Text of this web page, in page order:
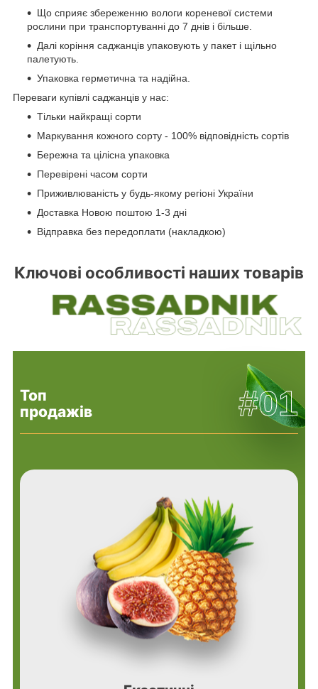
Що сприяє збереженню вологи кореневої системи
рослини при транспортуванні до 7 днів і більше.
Далі коріння саджанців упаковують у пакет і щільно
палетують.
Упаковка герметична та надійна.
Переваги купівлі саджанців у нас:
Тільки найкращі сорти
Маркування кожного сорту - 100% відповідність сортів
Бережна та цілісна упаковка
Перевірені часом сорти
Приживлюваність у будь-якому регіоні України
Доставка Новою поштою 1-3 дні
Відправка без передоплати (накладкою)
Ключові особливості наших товарів
Топ
продажів
#01